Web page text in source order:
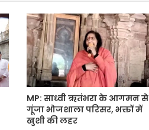
MP: साध्वी ऋतंभरा के आगमन से
गूंजा भोजशाला परिसर, भक्तों में
खुशी की लहर